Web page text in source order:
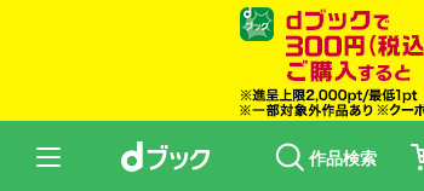
作品検索